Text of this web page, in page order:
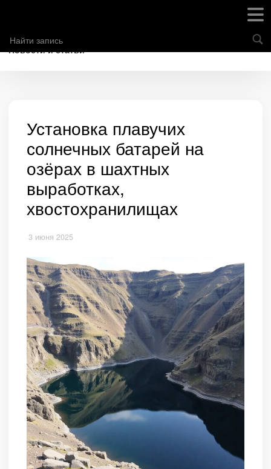
Новости и статьи
Установка плавучих
солнечных батарей на
озёрах в шахтных
выработках,
хвостохранилищах
3 июня 2025